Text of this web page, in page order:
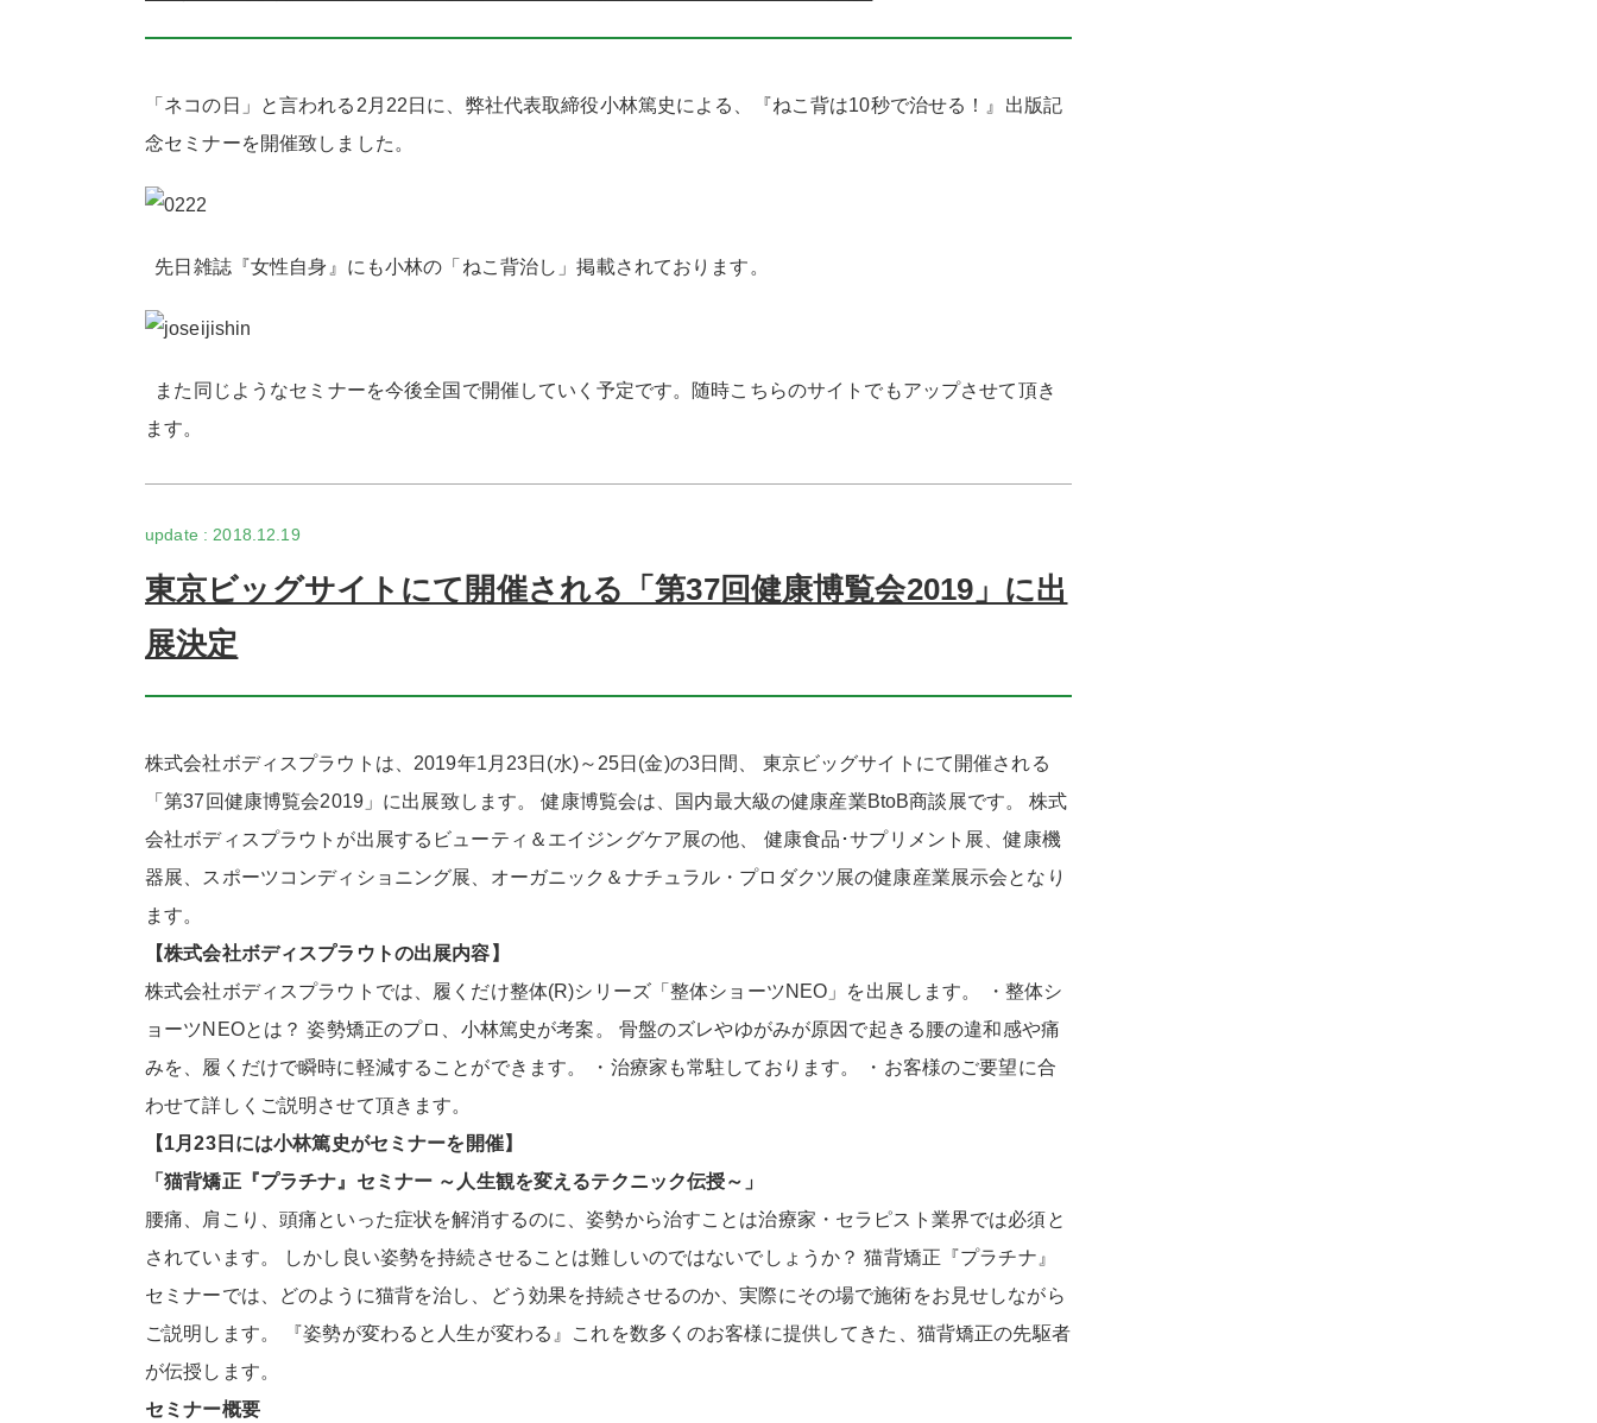
「ネコの日」と言われる2月22日に、弊社代表取締役小林篤史による、『ねこ背は10秒で治せる！』出版記
念セミナーを開催致しました。
先日雑誌『女性自身』にも小林の「ねこ背治し」掲載されております。
また同じようなセミナーを今後全国で開催していく予定です。随時こちらのサイトでもアップさせて頂き
ます。
2018.12.19
東京ビッグサイトにて開催される「第37回健康博覧会2019」に出
展決定
株式会社ボディスプラウトは、2019年1月23日(水)～25日(金)の3日間、 東京ビッグサイトにて開催される
「第37回健康博覧会2019」に出展致します。 健康博覧会は、国内最大級の健康産業BtoB商談展です。 株式
会社ボディスプラウトが出展するビューティ＆エイジングケア展の他、 健康食品･サプリメント展、健康機
器展、スポーツコンディショニング展、オーガニック＆ナチュラル・プロダクツ展の健康産業展示会となり
ます。
【株式会社ボディスプラウトの出展内容】
株式会社ボディスプラウトでは、履くだけ整体(R)シリーズ「整体ショーツNEO」を出展します。 ・整体シ
ョーツNEOとは？ 姿勢矯正のプロ、小林篤史が考案。 骨盤のズレやゆがみが原因で起きる腰の違和感や痛
みを、履くだけで瞬時に軽減することができます。 ・治療家も常駐しております。 ・お客様のご要望に合
わせて詳しくご説明させて頂きます。
【1月23日には小林篤史がセミナーを開催】
「猫背矯正『プラチナ』セミナー ～人生観を変えるテクニック伝授～」
腰痛、肩こり、頭痛といった症状を解消するのに、姿勢から治すことは治療家・セラピスト業界では必須と
されています。 しかし良い姿勢を持続させることは難しいのではないでしょうか？ 猫背矯正『プラチナ』
セミナーでは、どのように猫背を治し、どう効果を持続させるのか、実際にその場で施術をお見せしながら
ご説明します。 『姿勢が変わると人生が変わる』これを数多くのお客様に提供してきた、猫背矯正の先駆者
が伝授します。
セミナー概要